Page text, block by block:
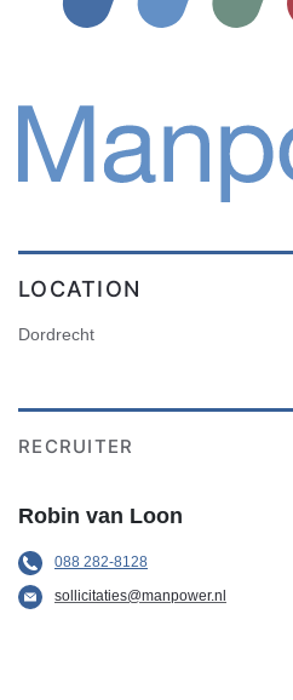
LOCATION
Dordrecht
RECRUITER
Robin van Loon
088 282-8128
sollicitaties@manpower.nl